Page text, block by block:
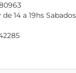
14 a 19hs